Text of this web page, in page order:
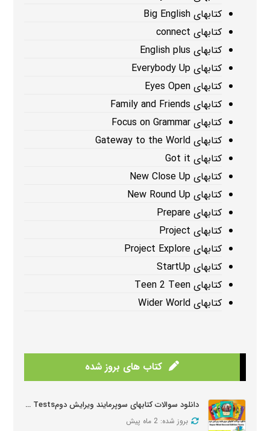
کتابهای Big English
کتابهای connect
کتابهای English plus
کتابهای Everybody Up
کتابهای Eyes Open
کتابهای Family and Friends
کتابهای Focus on Grammar
کتابهای Gateway to the World
کتابهای Got it
کتابهای New Close Up
کتابهای New Round Up
کتابهای Prepare
کتابهای Project
کتابهای Project Explore
کتابهای StartUp
کتابهای Teen 2 Teen
کتابهای Wider World
کتاب های بروز شده
دانلود سوالات کتابهای سوپرمایند ویرایش دومSuper Mind Tests
بروز شده: 2 ماه پیش